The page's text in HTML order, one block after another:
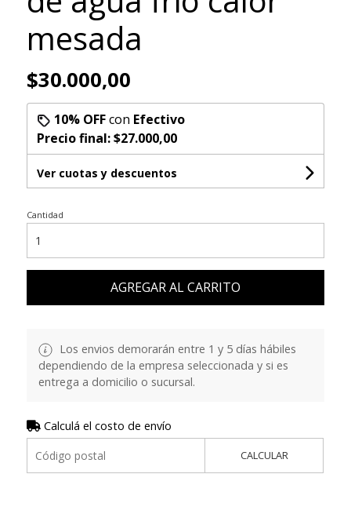
mesada
$30.000,00
10% OFFcon Efectivo
Precio final:$27.000,00
Ver cuotas y descuentos
Cantidad
AGREGAR AL CARRITO
Los envios demorarán entre 1 y 5 días hábiles
dependiendo de la empresa seleccionada y si es
entrega a domicilio o sucursal.
Calculá el costo de envío
CALCULAR